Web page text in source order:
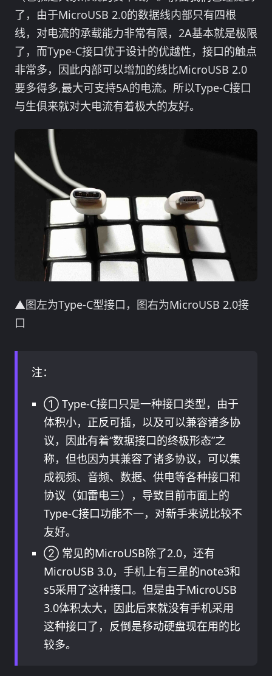
了，由于MicroUSB 2.0的数据线内部只有四根
线，对电流的承载能力非常有限，2A基本就是极限
了，而Type-C接口优于设计的优越性，接口的触点
非常多，因此内部可以增加的线比MicroUSB 2.0
要多得多,最大可支持5A的电流。所以Type-C接口
与生俱来就对大电流有着极大的友好。
▲图左为Type-C型接口，图右为MicroUSB 2.0接
口
注：
① Type-C接口只是一种接口类型，由于
体积小，正反可插，以及可以兼容诸多协
议，因此有着“数据接口的终极形态”之
称，但也因为其兼容了诸多协议，可以集
成视频、音频、数据、供电等各种接口和
协议（如雷电三），导致目前市面上的
Type-C接口功能不一，对新手来说比较不
友好。
② 常见的MicroUSB除了2.0，还有
MicroUSB 3.0，手机上有三星的note3和
s5采用了这种接口。但是由于MicroUSB
3.0体积太大，因此后来就没有手机采用
这种接口了，反倒是移动硬盘现在用的比
较多。